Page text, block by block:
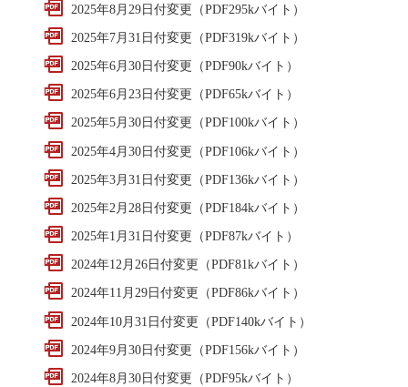
2025年8月29日付変更（PDF295kバイト）
2025年7月31日付変更（PDF319kバイト）
2025年6月30日付変更（PDF90kバイト）
2025年6月23日付変更（PDF65kバイト）
2025年5月30日付変更（PDF100kバイト）
2025年4月30日付変更（PDF106kバイト）
2025年3月31日付変更（PDF136kバイト）
2025年2月28日付変更（PDF184kバイト）
2025年1月31日付変更（PDF87kバイト）
2024年12月26日付変更（PDF81kバイト）
2024年11月29日付変更（PDF86kバイト）
2024年10月31日付変更（PDF140kバイト）
2024年9月30日付変更（PDF156kバイト）
2024年8月30日付変更（PDF95kバイト）